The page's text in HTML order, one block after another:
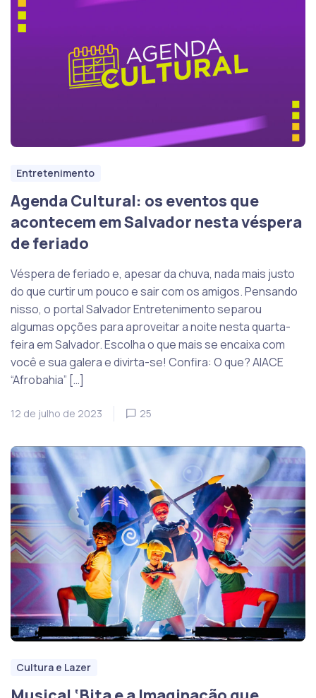
Entretenimento
Agenda Cultural: os eventos que
acontecem em Salvador nesta véspera
de feriado
Véspera de feriado e, apesar da chuva, nada mais justo
do que curtir um pouco e sair com os amigos. Pensando
nisso, o portal Salvador Entretenimento separou
algumas opções para aproveitar a noite nesta quarta-
feira em Salvador. Escolha o que mais se encaixa com
você e sua galera e divirta-se! Confira: O que? AIACE
“Afrobahia” […]
12 de julho de 2023 25
Cultura e Lazer